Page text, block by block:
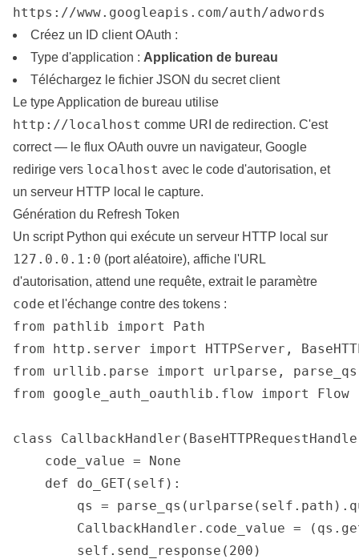
https://www.googleapis.com/auth/adwords
Créez un ID client OAuth :
Type d'application : Application de bureau
Téléchargez le fichier JSON du secret client
Le type Application de bureau utilise
http://localhost comme URI de redirection. C'est
correct — le flux OAuth ouvre un navigateur, Google
redirige vers localhost avec le code d'autorisation, et
un serveur HTTP local le capture.
Génération du Refresh Token
Un script Python qui exécute un serveur HTTP local sur
127.0.0.1:0 (port aléatoire), affiche l'URL
d'autorisation, attend une requête, extrait le paramètre
code et l'échange contre des tokens :
from pathlib import Path
from http.server import HTTPServer,
from urllib.parse import urlparse, parse_qs
from google_auth_oauthlib.flow import Flow
class
    code_value = None
    def do_GET(self):
qs =
CallbackHandler.code_value =
        self.send_response(200)